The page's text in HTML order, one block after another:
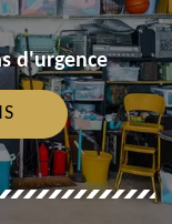
d'urgence